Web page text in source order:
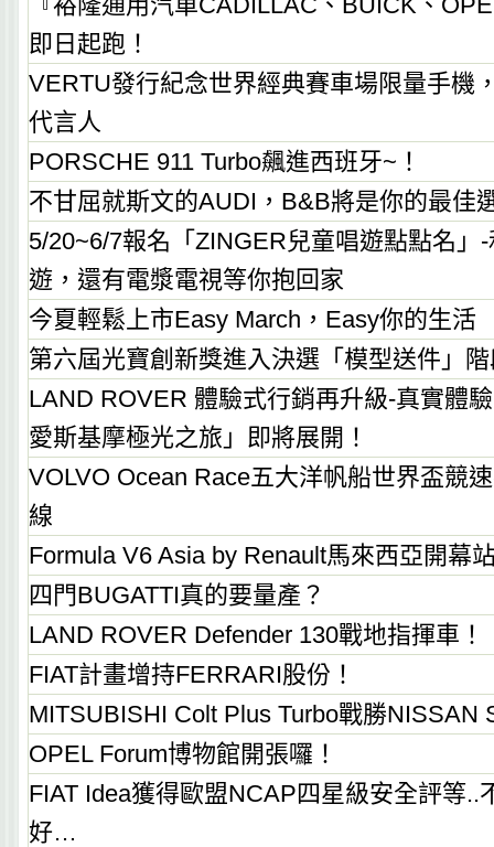
即日起跑！
VERTU發行紀念世界經典賽車場限量手機
代言人
PORSCHE 911 Turbo飆進西班牙~！
不甘屈就斯文的AUDI，B&B將是你的最佳
5/20~6/7報名「ZINGER兒童唱遊點點名」
遊，還有電漿電視等你抱回家
今夏輕鬆上市Easy March，Easy你的生活
第六屆光寶創新獎進入決選「模型送件」
LAND ROVER 體驗式行銷再升級-真實體
愛斯基摩極光之旅」即將展開！
VOLVO Ocean Race五大洋帆船世界盃競
線
Formula V6 Asia by Renault馬來西亞開幕
四門BUGATTI真的要量產？
LAND ROVER Defender 130戰地指揮車！
FIAT計畫增持FERRARI股份！
MITSUBISHI Colt Plus Turbo戰勝NISSAN
OPEL Forum博物館開張囉！
FIAT Idea獲得歐盟NCAP四星級安全評等..
好…